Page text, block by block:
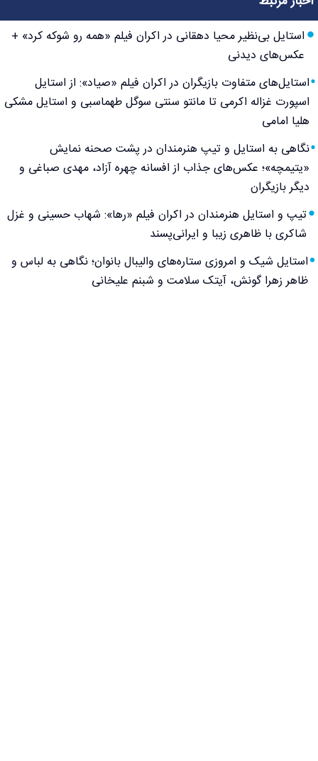
استایل بی‌نظیر محیا دهقانی در اکران فیلم «همه رو شوکه کرد» +
عکس‌های دیدنی
استایل‌های متفاوت بازیگران در اکران فیلم «صیاد»: از استایل
اسپورت غزاله اکرمی تا مانتو سنتی سوگل طهماسبی و استایل مشکی
هلیا امامی
نگاهی به استایل و تیپ هنرمندان در پشت صحنه نمایش
«یتیمچه»؛ عکس‌های جذاب از افسانه چهره آزاد، مهدی صباغی و
دیگر بازیگران
تیپ و استایل هنرمندان در اکران فیلم «رها»: شهاب حسینی و غزل
شاکری با ظاهری زیبا و ایرانی‌پسند
استایل شیک و امروزی ستاره‌های والیبال بانوان؛ نگاهی به لباس و
ظاهر زهرا گونش، آیتک سلامت و شبنم علیخانی